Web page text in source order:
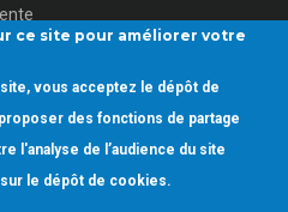
ce site pour améliorer votre
vous acceptez le dépôt de
des fonctions de partage
l'analyse de l’audience du site
le dépôt de cookies.